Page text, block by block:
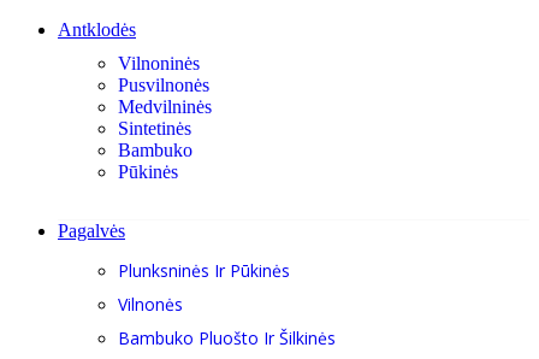
Antklodės
Vilnoninės
Pusvilnonės
Medvilninės
Sintetinės
Bambuko
Pūkinės
Pagalvės
Plunksninės Ir Pūkinės
Vilnonės
Bambuko Pluošto Ir Šilkinės